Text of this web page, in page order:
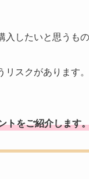
したいと思うもの
スクがあります
トをご紹介します